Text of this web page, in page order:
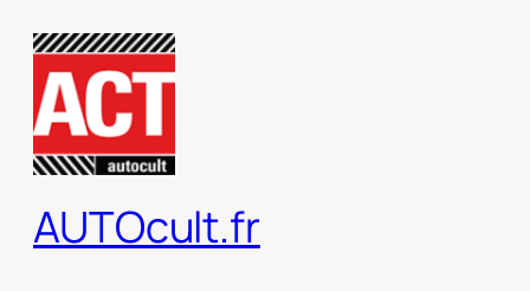
contenu
AUTOcult.fr